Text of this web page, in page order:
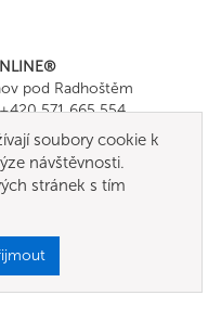
pod Radhoštěm
571 665 554
podmínky
soubory cookie k
návštěvnosti.
stránek s tím